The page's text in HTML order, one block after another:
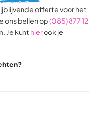
on
9
ratings
offerte voor het
ons bellen op(085) 877 12
Je kunt hierook je